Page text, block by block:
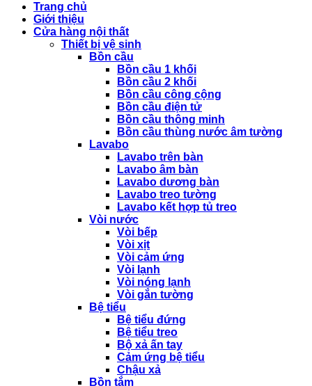
Trang chủ
Giới thiệu
Cửa hàng nội thất
Thiết bị vệ sinh
Bồn cầu
Bồn cầu 1 khối
Bồn cầu 2 khối
Bồn cầu công cộng
Bồn cầu điện tử
Bồn cầu thông minh
Bồn cầu thùng nước âm tường
Lavabo
Lavabo trên bàn
Lavabo âm bàn
Lavabo dương bàn
Lavabo treo tường
Lavabo kết hợp tủ treo
Vòi nước
Vòi bếp
Vòi xịt
Vòi cảm ứng
Vòi lạnh
Vòi nóng lạnh
Vòi gắn tường
Bệ tiểu
Bệ tiểu đứng
Bệ tiểu treo
Bộ xả ấn tay
Cảm ứng bệ tiểu
Chậu xả
Bồn tắm